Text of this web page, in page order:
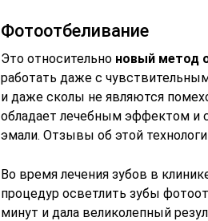
Фотоотбеливание
Это относительно новый метод
работать даже с
и даже сколы не являются
обладает лечебным эффектом и
эмали. Отзывы об этой
Во время лечения зубов в
процедур осветлить зубы
минут и дала великолепный